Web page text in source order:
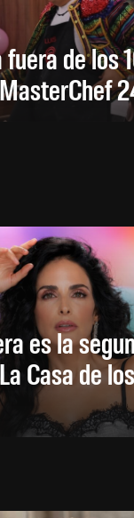
fuera de los
es la
Casa de